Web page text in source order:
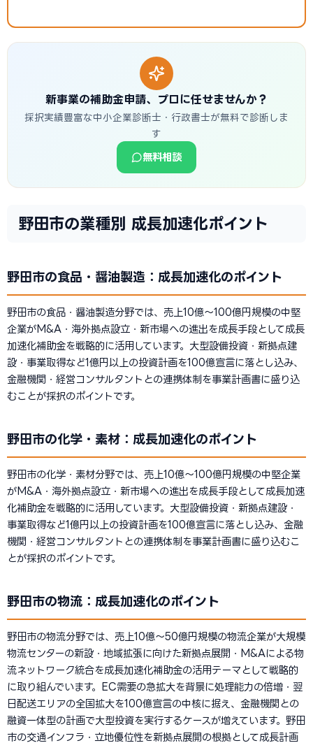
新事業の補助金申請、プロに任せませんか？
採択実績豊富な中小企業診断士・行政書士が無料で診断しま
す
無料相談
野田市の業種別 成長加速化ポイント
野田市の食品・醤油製造：成長加速化のポイント
野田市の食品・醤油製造分野では、売上10億〜100億円規模の中堅
企業がM&A・海外拠点設立・新市場への進出を成長手段として成長
加速化補助金を戦略的に活用しています。大型設備投資・新拠点建
設・事業取得など1億円以上の投資計画を100億宣言に落とし込み、
金融機関・経営コンサルタントとの連携体制を事業計画書に盛り込
むことが採択のポイントです。
野田市の化学・素材：成長加速化のポイント
野田市の化学・素材分野では、売上10億〜100億円規模の中堅企業
がM&A・海外拠点設立・新市場への進出を成長手段として成長加速
化補助金を戦略的に活用しています。大型設備投資・新拠点建設・
事業取得など1億円以上の投資計画を100億宣言に落とし込み、金融
機関・経営コンサルタントとの連携体制を事業計画書に盛り込むこ
とが採択のポイントです。
野田市の物流：成長加速化のポイント
野田市の物流分野では、売上10億〜50億円規模の物流企業が大規模
物流センターの新設・地域拡張に向けた新拠点展開・M&Aによる物
流ネットワーク統合を成長加速化補助金の活用テーマとして戦略的
に取り組んでいます。EC需要の急拡大を背景に処理能力の倍増・翌
日配送エリアの全国拡大を100億宣言の中核に据え、金融機関との
融資一体型の計画で大型投資を実行するケースが増えています。野田
市の交通インフラ・立地優位性を新拠点展開の根拠として成長計画